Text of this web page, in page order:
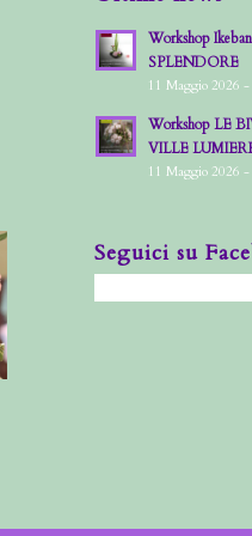
Workshop
SPLENDORE
11 Maggio 2026
Workshop LE
VILLE
11 Maggio 2026
Seguici su